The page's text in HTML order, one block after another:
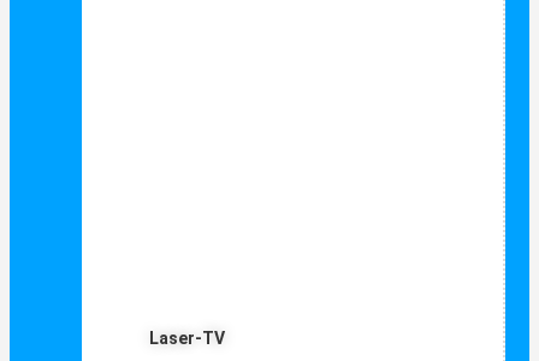
Laser-TV